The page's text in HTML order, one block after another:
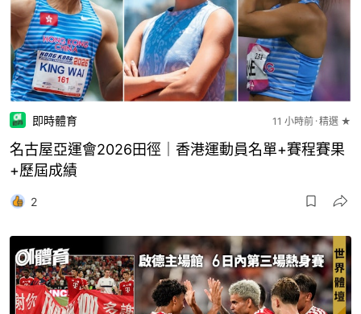
即時體育 11 小時前 精選 ★
+歷屆成績